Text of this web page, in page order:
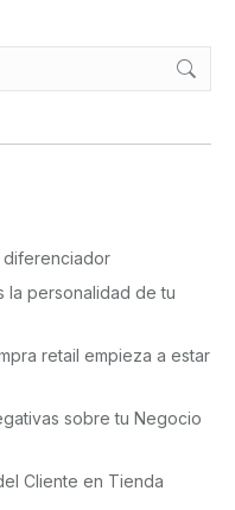
diferenciador
la personalidad de tu
retail empieza a estar
sobre tu Negocio
Cliente en Tienda